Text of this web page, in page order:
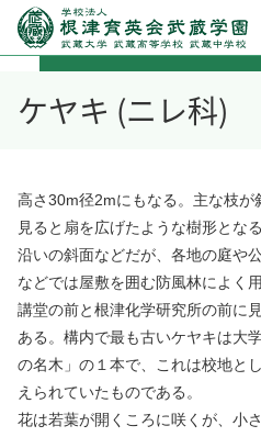
ケヤキ (ニレ科)
高さ30m径2mにもなる。主な枝が
見ると扇を広げたような樹形となる
沿いの斜面などだが、各地の庭や
などでは屋敷を囲む防風林によく
講堂の前と根津化学研究所の前に
ある。構内で最も古いケヤキは大
の名木」の１本で、これは校地と
えられていたものである。
花は若葉が開くころに咲くが、小